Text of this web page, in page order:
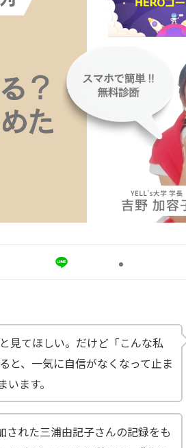
見てほしい。だけど「こんな私
と、一気に自信がなくなって止ま
ます。
された三浦由記子さんの記録をも